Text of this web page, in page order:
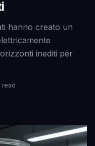
hanno creato un
inediti per
read